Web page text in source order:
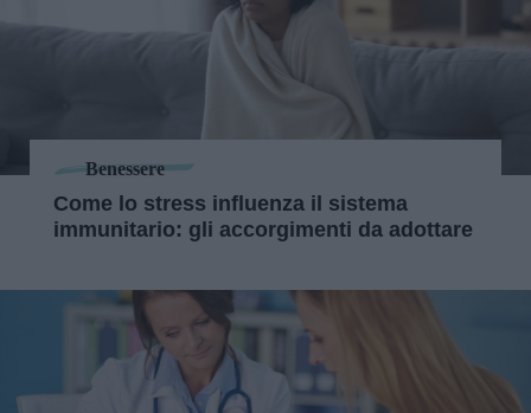
Benessere
Come lo stress influenza il sistema
immunitario: gli accorgimenti da adottare